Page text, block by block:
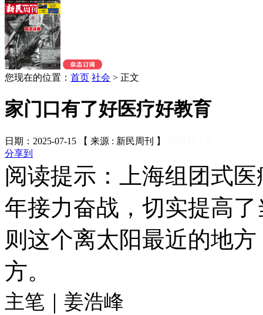
您现在的位置： 首页 社会 > 正文
家门口有了好医疗好教育
日期：2025-07-15 【 来源 : 新民周刊 】
分享到
阅读提示：上海组团式
年接力奋战，切实提高
则这个离太阳最近的地
方。
主笔｜姜浩峰